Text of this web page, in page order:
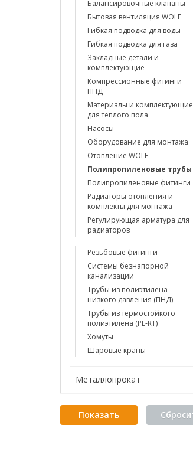
Балансировочные клапаны
Бытовая вентиляция WOLF
Гибкая подводка для воды
Гибкая подводка для газа
Закладные детали и
комплектующие
Компрессионные фитинги
ПНД
Материалы и комплектующие
для теплого пола
Насосы
Оборудование для монтажа
Отопление WOLF
Полипропиленовые трубы
Полипропиленовые фитинги
Радиаторы отопления и
комплекты для монтажа
Регулирующая арматура для
радиаторов
Резьбовые фитинги
Системы безнапорной
канализации
Трубы из полиэтилена
низкого давления (ПНД)
Трубы из термостойкого
полиэтилена (PE-RT)
Хомуты
Шаровые краны
Металлопрокат